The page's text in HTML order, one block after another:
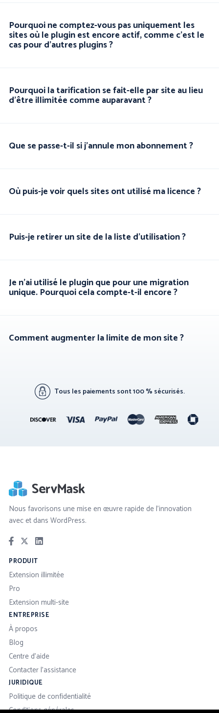
Pourquoi ne comptez-vous pas uniquement les
sites où le plugin est encore actif, comme c'est le
cas pour d'autres plugins ?
Pourquoi la tarification se fait-elle par site au lieu
d'être illimitée comme auparavant ?
Que se passe-t-il si j'annule mon abonnement ?
Où puis-je voir quels sites ont utilisé ma licence ?
Puis-je retirer un site de la liste d'utilisation ?
Je n'ai utilisé le plugin que pour une migration
unique. Pourquoi cela compte-t-il encore ?
Comment augmenter la limite de mon site ?
Tous les paiements sont 100 % sécurisés.
Nous favorisons une mise en œuvre rapide de l'innovation
avec et dans WordPress.
PRODUIT
Extension illimitée
Pro
Extension multi-site
ENTREPRISE
À propos
Blog
Centre d'aide
Contacter l'assistance
JURIDIQUE
Politique de confidentialité
Conditions générales